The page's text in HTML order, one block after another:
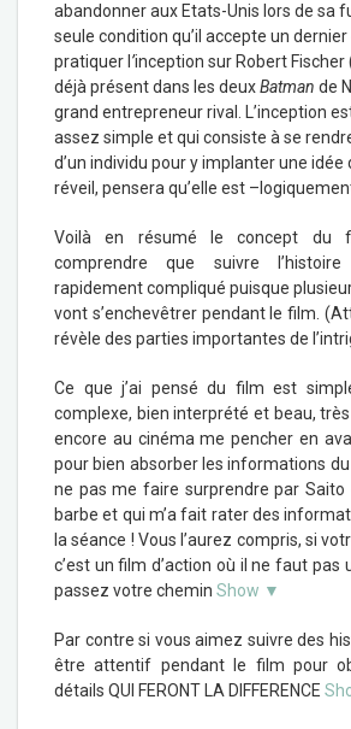
abandonner aux Etats-Unis lors de sa
seule condition qu’il accepte un
pratiquer l ’inception sur Robert Fischer
déjà présent dans les deuxBatman de
grand entrepreneur rival. L’inception
assez simple et qui consiste à se
d’un individu pour y implanter une idée
réveil, pensera qu’elle est
Voilà en résumé le concept du
comprendre que suivre
rapidement compliqué puisque
vont s’enchevêtrer pendant le film.
révèle des parties importantes de
Ce que j’ai pensé du film est
complexe, bien interprété et beau,
encore au cinéma me pencher en
pour bien absorber les informations
ne pas me faire surprendre par Saito
barbe et qui m’a fait rater des
la séance ! Vous l’aurez compris, si
c’est un film d’action où il ne faut pas
passez votre chemin Show ▼
Par contre si vous aimez suivre des
être attentif pendant le film pour
détails QUI FERONT LA DIFFERENCE